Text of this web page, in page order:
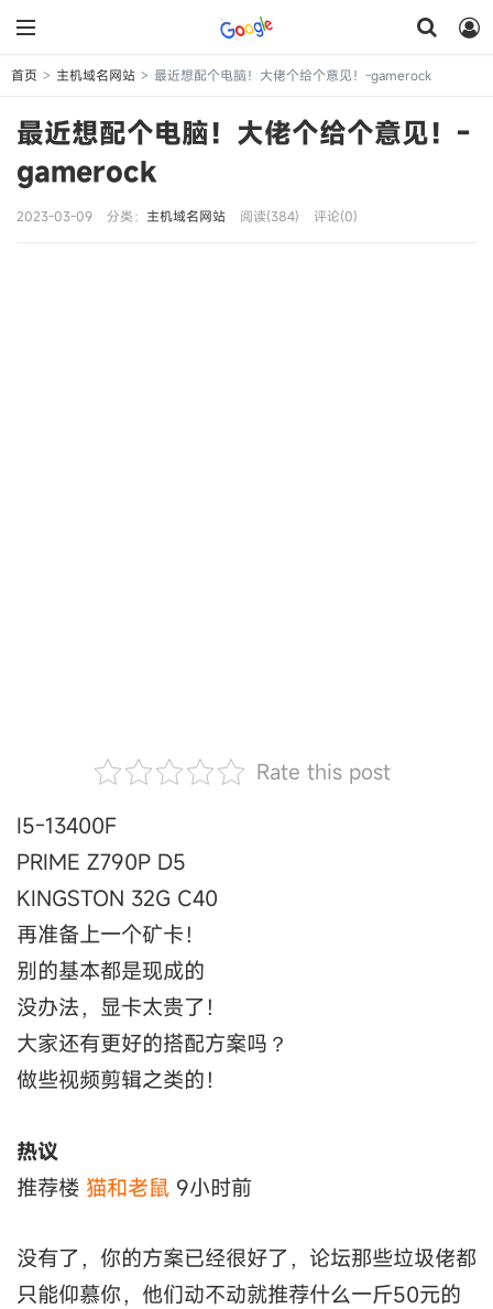
首页 > 主机域名网站 > 最近想配个电脑！大佬个给个意见！-gamerock
最近想配个电脑！大佬个给个意见！-
gamerock
2023-03-09 分类： 主机域名网站 阅读(384) 评论(0)
Rate this post
I5-13400F
PRIME Z790P D5
KINGSTON 32G C40
再准备上一个矿卡！
别的基本都是现成的
没办法，显卡太贵了！
大家还有更好的搭配方案吗？
做些视频剪辑之类的！
热议
推荐楼 猫和老鼠 9小时前
没有了，你的方案已经很好了，论坛那些垃圾佬都
只能仰慕你，他们动不动就推荐什么一斤50元的